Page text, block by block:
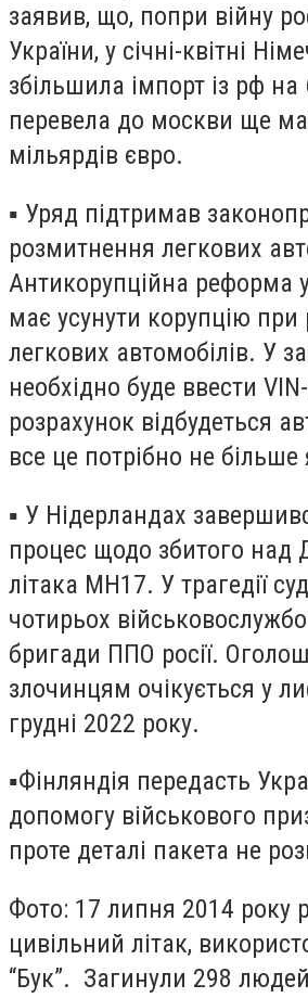
заявив, що, попри війну
України, у січні-квітні
збільшила імпорт із рф на
перевела до москви ще
мільярдів євро.
▪️ Уряд підтримав
розмитнення легкових
Антикорупційна реформа
має усунути корупцію при
легкових автомобілів. У
необхідно буде ввести
розрахунок відбудеться
все це потрібно не
▪️ У Нідерландах
процес щодо збитого над
літака MH17. У трагедії
чотирьох
бригади ППО росії.
злочинцям очікується у
грудні 2022 року.
▪️Фінляндія передасть
допомогу військового
проте деталі пакета не
Фото: 17 липня 2014 року
цивільний літак,
“Бук”. Загинули 298